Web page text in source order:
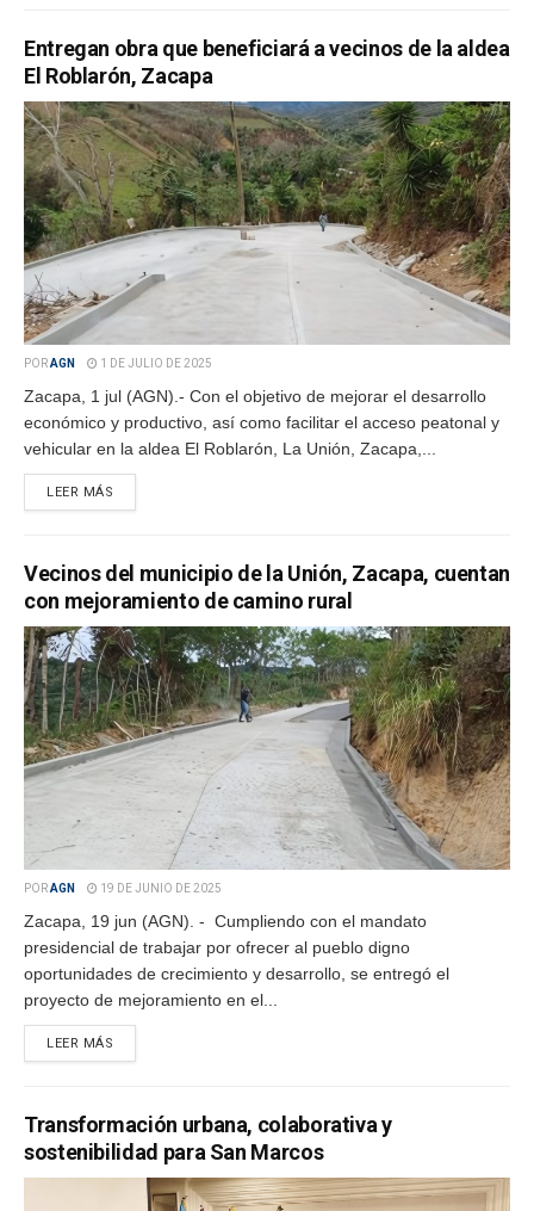
Entregan obra que beneficiará a vecinos de la aldea
El Roblarón, Zacapa
PORAGN 1 DE JULIO DE 2025
Zacapa, 1 jul (AGN).- Con el objetivo de mejorar el desarrollo
económico y productivo, así como facilitar el acceso peatonal y
vehicular en la aldea El Roblarón, La Unión, Zacapa,...
LEER MÁS
Vecinos del municipio de la Unión, Zacapa, cuentan
con mejoramiento de camino rural
PORAGN 19 DE JUNIO DE 2025
Zacapa, 19 jun (AGN). - Cumpliendo con el mandato
presidencial de trabajar por ofrecer al pueblo digno
oportunidades de crecimiento y desarrollo, se entregó el
proyecto de mejoramiento en el...
LEER MÁS
Transformación urbana, colaborativa y
sostenibilidad para San Marcos